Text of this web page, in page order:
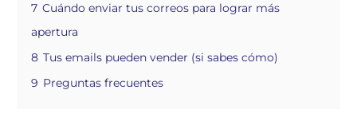
7 Cuándo enviar tus correos para lograr más
apertura
8 Tus emails pueden vender (si sabes cómo)
9 Preguntas frecuentes